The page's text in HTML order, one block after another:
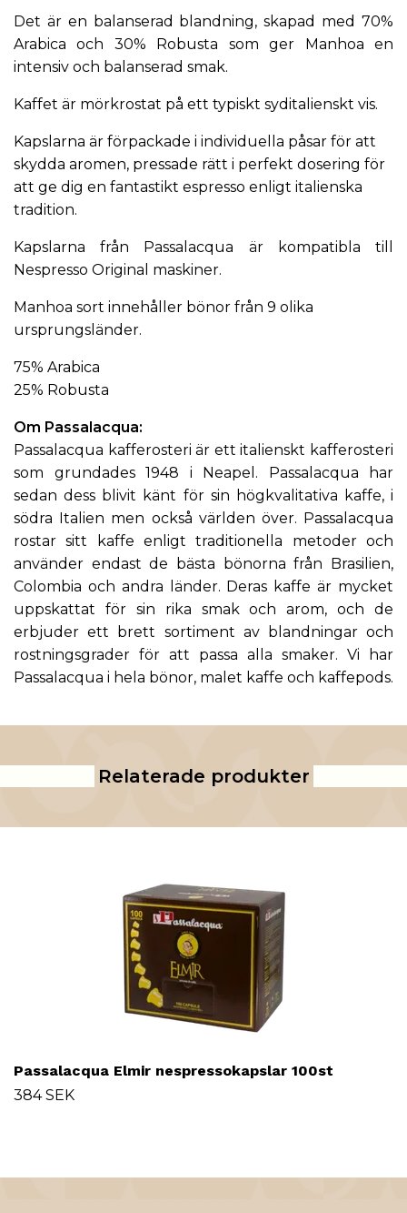
Det är en balanserad blandning, skapad med 70%
Arabica och 30% Robusta som ger Manhoa en
intensiv och balanserad smak.
Kaffet är mörkrostat på ett typiskt syditalienskt vis.
Kapslarna är förpackade i individuella påsar för att
skydda aromen, pressade rätt i perfekt dosering för
att ge dig en fantastikt espresso enligt italienska
tradition.
Kapslarna från Passalacqua är kompatibla till
Nespresso Original maskiner.
Manhoa sort innehåller bönor från 9 olika
ursprungsländer.
75% Arabica
25% Robusta
Om Passalacqua:
Passalacqua kafferosteri är ett italienskt kafferosteri
som grundades 1948 i Neapel. Passalacqua har
sedan dess blivit känt för sin högkvalitativa kaffe, i
södra Italien men också världen över. Passalacqua
rostar sitt kaffe enligt traditionella metoder och
använder endast de bästa bönorna från Brasilien,
Colombia och andra länder. Deras kaffe är mycket
uppskattat för sin rika smak och arom, och de
erbjuder ett brett sortiment av blandningar och
rostningsgrader för att passa alla smaker. Vi har
Passalacqua i hela bönor, malet kaffe och kaffepods.
Relaterade produkter
Passalacqua Elmir nespressokapslar 100st
384 SEK